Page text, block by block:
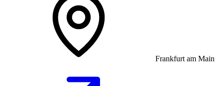
Frankfurt am Main